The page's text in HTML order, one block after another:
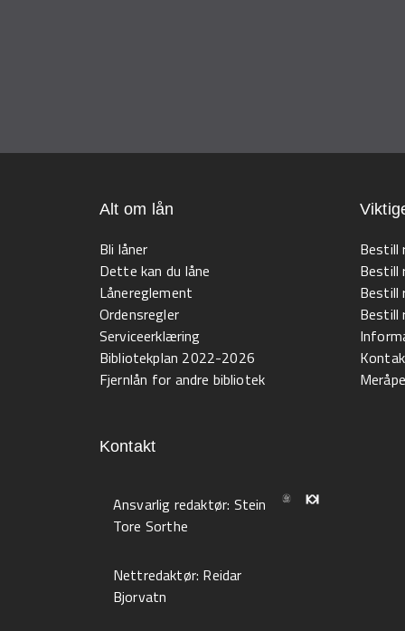
Alt om lån
Bli låner
Dette kan du låne
Lånereglement
Ordensregler
Serviceerklæring
Bibliotekplan 2022-2026
Fjernlån for andre bibliotek
Bestill
Bestill
Bestill
Bestill
Kontakt
Ansvarlig redaktør: Stein
Tore Sorthe
Nettredaktør: Reidar
Bjorvatn